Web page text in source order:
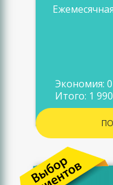
Экономия: 0
Итого: 1